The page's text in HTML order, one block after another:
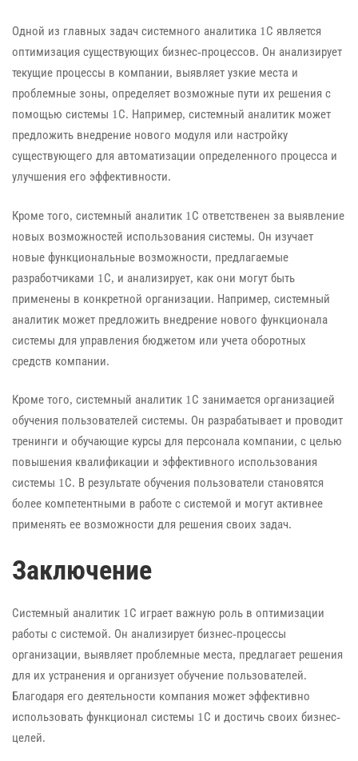
Одной из главных задач системного аналитика 1С является
оптимизация существующих бизнес-процессов. Он анализирует
текущие процессы в компании, выявляет узкие места и
проблемные зоны, определяет возможные пути их решения с
помощью системы 1С. Например, системный аналитик может
предложить внедрение нового модуля или настройку
существующего для автоматизации определенного процесса и
улучшения его эффективности.
Кроме того, системный аналитик 1С ответственен за выявление
новых возможностей использования системы. Он изучает
новые функциональные возможности, предлагаемые
разработчиками 1С, и анализирует, как они могут быть
применены в конкретной организации. Например, системный
аналитик может предложить внедрение нового функционала
системы для управления бюджетом или учета оборотных
средств компании.
Кроме того, системный аналитик 1С занимается организацией
обучения пользователей системы. Он разрабатывает и проводит
тренинги и обучающие курсы для персонала компании, с целью
повышения квалификации и эффективного использования
системы 1С. В результате обучения пользователи становятся
более компетентными в работе с системой и могут активнее
применять ее возможности для решения своих задач.
Заключение
Системный аналитик 1С играет важную роль в оптимизации
работы с системой. Он анализирует бизнес-процессы
организации, выявляет проблемные места, предлагает решения
для их устранения и организует обучение пользователей.
Благодаря его деятельности компания может эффективно
использовать функционал системы 1С и достичь своих бизнес-
целей.